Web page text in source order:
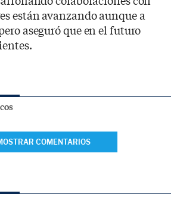
están avanzando aunque a
aseguró que en el futuro
COMENTARIOS